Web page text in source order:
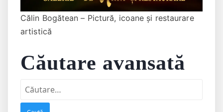
Călin Bogătean – Pictură, icoane și restaurare
artistică
Căutare avansată
Caută